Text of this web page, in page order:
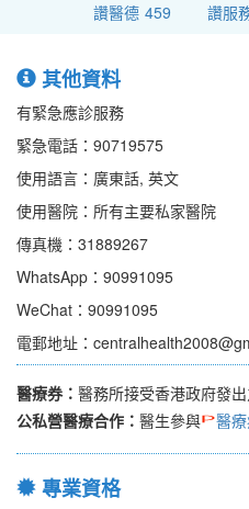
讚醫德 459 讚服
其他資料
有緊急應診服務
緊急電話：90719575
使用語言：廣東話, 英文
使用醫院：所有主要私家醫院
傳真機：31889267
WhatsApp：90991095
WeChat：90991095
電郵地址：
醫療券： 醫務所接受香港政府發出
公私營醫療合作： 醫生參與 醫
專業資格